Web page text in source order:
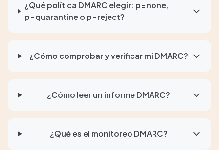
¿Qué política DMARC elegir: p=none,
p=quarantine o p=reject?
¿Cómo comprobar y verificar mi DMARC?
¿Cómo leer un informe DMARC?
¿Qué es el monitoreo DMARC?